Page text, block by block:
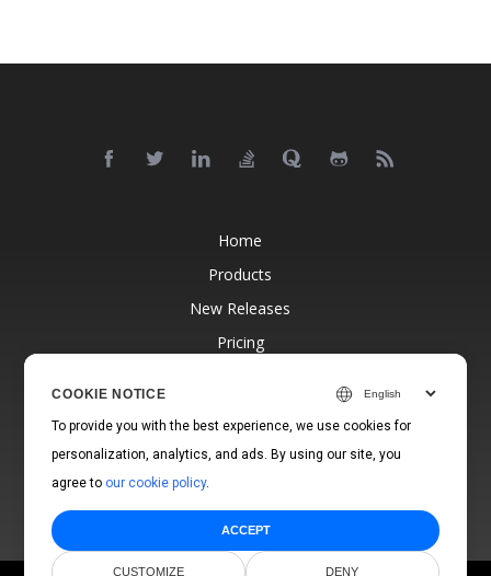
Home
Products
New Releases
Pricing
Blog
COOKIE NOTICE
To provide you with the best experience, we use cookies for
personalization, analytics, and ads. By using our site, you
agree to our cookie policy.
ACCEPT
CUSTOMIZE DENY